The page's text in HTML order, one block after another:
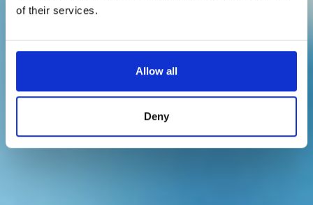
of their services.
Allow all
Deny